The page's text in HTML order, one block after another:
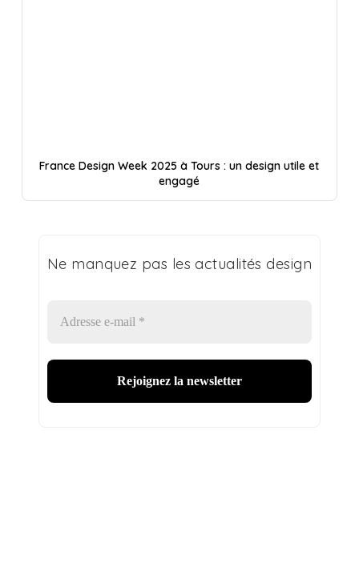
France Design Week 2025 à Tours : un design utile et
engagé
Ne manquez pas les actualités design